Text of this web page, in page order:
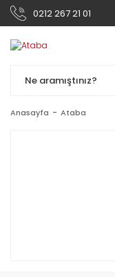
0212 267 21 01
Anasayfa Ataba